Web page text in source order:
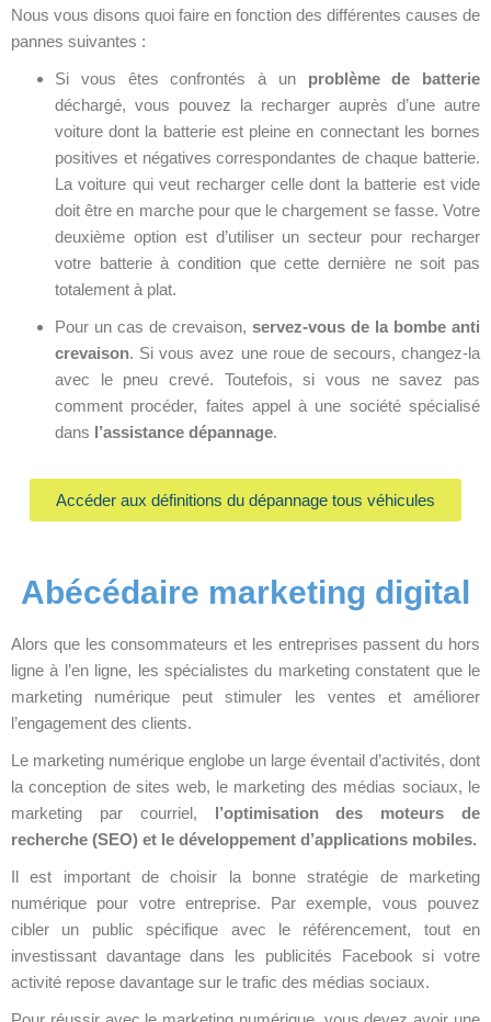
Nous vous disons quoi faire en fonction des différentes causes de
pannes suivantes :
Si vous êtes confrontés à un problème de batterie
déchargé, vous pouvez la recharger auprès d’une autre
voiture dont la batterie est pleine en connectant les bornes
positives et négatives correspondantes de chaque batterie.
La voiture qui veut recharger celle dont la batterie est vide
doit être en marche pour que le chargement se fasse. Votre
deuxième option est d’utiliser un secteur pour recharger
votre batterie à condition que cette dernière ne soit pas
totalement à plat.
Pour un cas de crevaison, servez-vous de la bombe anti
crevaison. Si vous avez une roue de secours, changez-la
avec le pneu crevé. Toutefois, si vous ne savez pas
comment procéder, faites appel à une société spécialisé
dans l’assistance dépannage.
Accéder aux définitions du dépannage tous véhicules
Abécédaire marketing digital
Alors que les consommateurs et les entreprises passent du hors
ligne à l’en ligne, les spécialistes du marketing constatent que le
marketing numérique peut stimuler les ventes et améliorer
l’engagement des clients.
Le marketing numérique englobe un large éventail d’activités, dont
la conception de sites web, le marketing des médias sociaux, le
marketing par courriel, l’optimisation des moteurs de
recherche (SEO) et le développement d’applications mobiles.
Il est important de choisir la bonne stratégie de marketing
numérique pour votre entreprise. Par exemple, vous pouvez
cibler un public spécifique avec le référencement, tout en
investissant davantage dans les publicités Facebook si votre
activité repose davantage sur le trafic des médias sociaux.